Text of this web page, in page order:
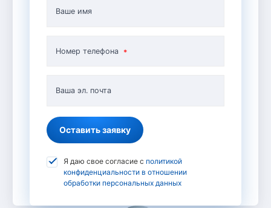
Ваше имя
Номер телефона
Ваша эл. почта
Оставить заявку
Я даю свое согласие с политикой
конфиденциальности в отношении
обработки персональных данных